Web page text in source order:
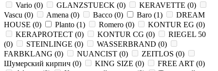
Vario (0) GLANZSTUECK (0) KERAVETTE (0)
Vascu (0) Amena (0) Bacco (0) Baro (1)
DREAM
HOUSE (0) Planto (1) Romero (0) KONTUR EG (0)
KERAPROTECT (0) KONTUR СG (0)
RIEGEL 50
(0) STEINLINGE (0) WASSERBRAND (0)
FARBKLANG (0) NUANCIST (0) ZEITLOS (0)
Шумерский кирпич (0) KING SIZE (0) FREE ART (0)